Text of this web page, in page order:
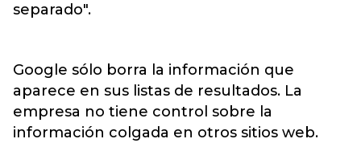
separado".
Google sólo borra la información que
aparece en sus listas de resultados. La
empresa no tiene control sobre la
información colgada en otros sitios web.